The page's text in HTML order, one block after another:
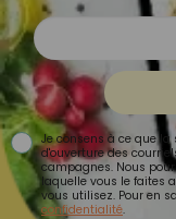
Je consens à ce que
d'ouverture des
campagnes. Nous
laquelle vous le faites
vous utilisez. Pour en
confidentialité.